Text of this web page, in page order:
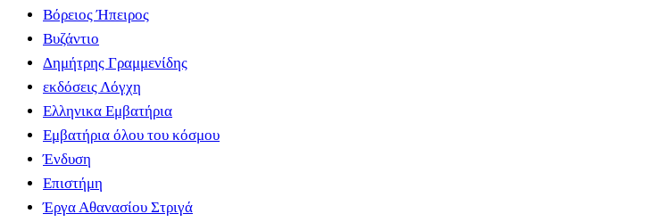
Βόρειος Ήπειρος
Βυζάντιο
Δημήτρης Γραμμενίδης
εκδόσεις Λόγχη
Ελληνικα Εμβατήρια
Εμβατήρια όλου του κόσμου
Ένδυση
Επιστήμη
Έργα Αθανασίου Στριγά